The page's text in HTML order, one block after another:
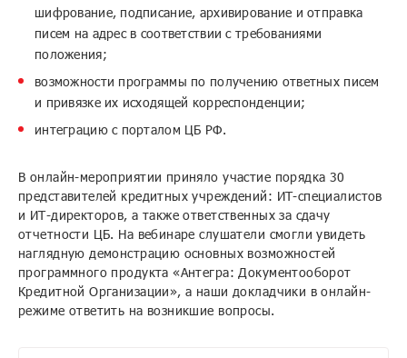
шифрование, подписание, архивирование и отправка
писем на адрес в соответствии с требованиями
положения;
возможности программы по получению ответных писем
и привязке их исходящей корреспонденции;
интеграцию с порталом ЦБ РФ.
В онлайн-мероприятии приняло участие порядка 30
представителей кредитных учреждений: ИТ-специалистов
и ИТ-директоров, а также ответственных за сдачу
отчетности ЦБ. На вебинаре слушатели смогли увидеть
наглядную демонстрацию основных возможностей
программного продукта «Антегра: Документооборот
Кредитной Организации», а наши докладчики в онлайн-
режиме ответить на возникшие вопросы.